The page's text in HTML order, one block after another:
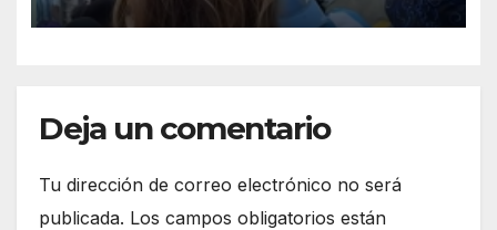
Deja un comentario
Tu dirección de correo electrónico no será
publicada. Los campos obligatorios están